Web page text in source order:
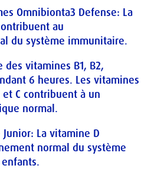
Omnibionta3 Defense: La
au
du système immunitaire.
vitamines B1, B2,
6 heures. Les vitamines
et C contribuent à un
normal.
La vitamine D
normal du système